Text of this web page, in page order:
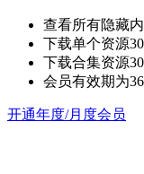
查看所有隐藏
下载单个资源
下载合集资源
会员有效期为
开通年度/月度会员